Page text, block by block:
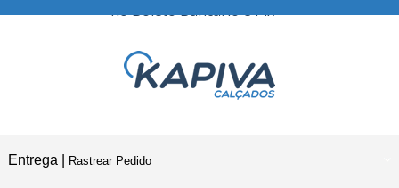
no Boleto Bancário e Pix
Entrega | Rastrear Pedido